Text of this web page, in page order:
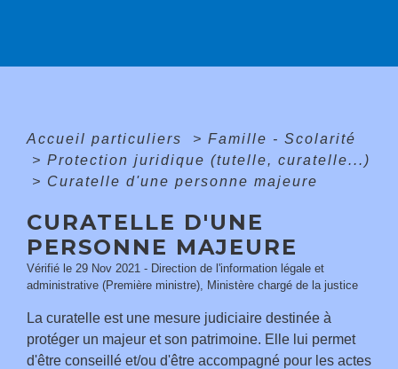
Accueil particuliers > Famille - Scolarité
> Protection juridique (tutelle, curatelle...)
> Curatelle d'une personne majeure
CURATELLE D'UNE
PERSONNE MAJEURE
Vérifié le 29 Nov 2021 - Direction de l'information légale et
administrative (Première ministre), Ministère chargé de la justice
La curatelle est une mesure judiciaire destinée à
protéger un majeur et son patrimoine. Elle lui permet
d'être conseillé et/ou d'être accompagné pour les actes